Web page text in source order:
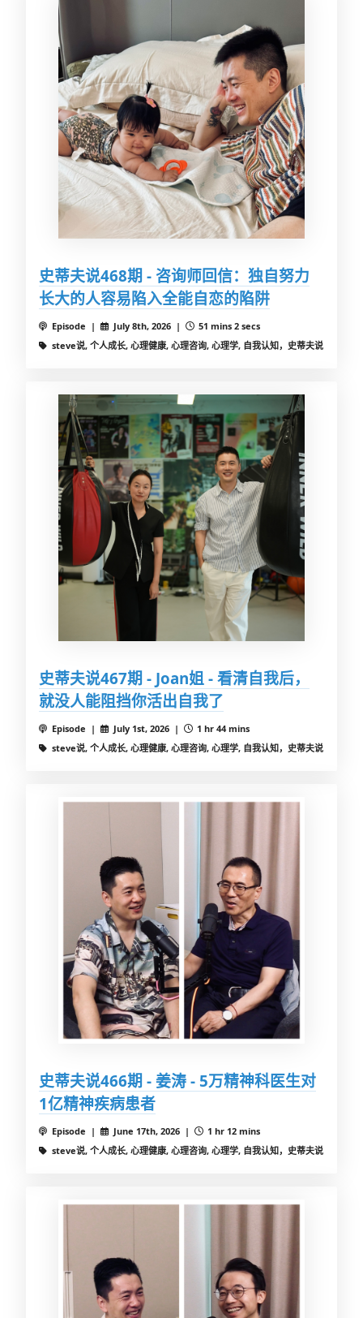
史蒂夫说468期 - 咨询师回信：独自努力
长大的人容易陷入全能自恋的陷阱
Episode | July 8th, 2026 |
51 mins 2 secs
steve说, 个人成长, 心理健康, 心理咨询, 心理学, 自我认知，史蒂夫说
史蒂夫说467期 - Joan姐 - 看清自我后，
就没人能阻挡你活出自我了
Episode | July 1st, 2026 |
1 hr 44 mins
steve说, 个人成长, 心理健康, 心理咨询, 心理学, 自我认知，史蒂夫说
史蒂夫说466期 - 姜涛 - 5万精神科医生对
1亿精神疾病患者
Episode | June 17th, 2026 |
1 hr 12 mins
steve说, 个人成长, 心理健康, 心理咨询, 心理学, 自我认知，史蒂夫说